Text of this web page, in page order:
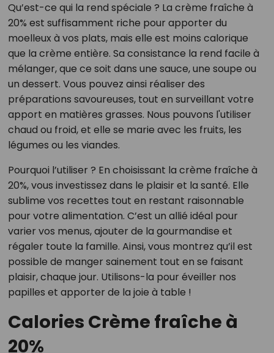
Qu’est-ce qui la rend spéciale ? La crème fraîche à
20% est suffisamment riche pour apporter du
moelleux à vos plats, mais elle est moins calorique
que la crème entière. Sa consistance la rend facile à
mélanger, que ce soit dans une sauce, une soupe ou
un dessert. Vous pouvez ainsi réaliser des
préparations savoureuses, tout en surveillant votre
apport en matières grasses. Nous pouvons l'utiliser
chaud ou froid, et elle se marie avec les fruits, les
légumes ou les viandes.
Pourquoi l’utiliser ? En choisissant la crème fraîche à
20%, vous investissez dans le plaisir et la santé. Elle
sublime vos recettes tout en restant raisonnable
pour votre alimentation. C’est un allié idéal pour
varier vos menus, ajouter de la gourmandise et
régaler toute la famille. Ainsi, vous montrez qu’il est
possible de manger sainement tout en se faisant
plaisir, chaque jour. Utilisons-la pour éveiller nos
papilles et apporter de la joie à table !
Calories Crème fraîche à
20%